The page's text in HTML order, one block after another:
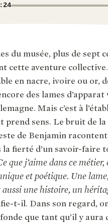
du musée, plus de sept
cette aventure
en nacre, ivoire ou or,
des lames d’apparat
Mais c’est à
prend sens. Le bruit de
de Benjamin
la fierté d’un savoir-faire
que j’aime dans ce métier,
et poétique. Une
aussi une histoire, un
t-il. Dans son regard,
que tant qu’il y aura